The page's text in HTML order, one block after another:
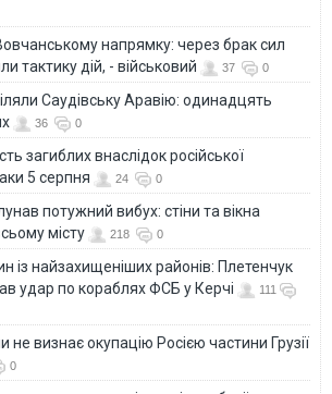
напрямку: через брак сил
тактику дій, - військовий
37 0
Саудівську Аравію: одинадцять
36 0
загиблих внаслідок російської
5 серпня
24 0
потужний вибух: стіни та вікна
місту
218 0
із найзахищеніших районів: Плетенчук
удар по кораблях ФСБ у Керчі
111
не визнає окупацію Росією частини Грузії
0